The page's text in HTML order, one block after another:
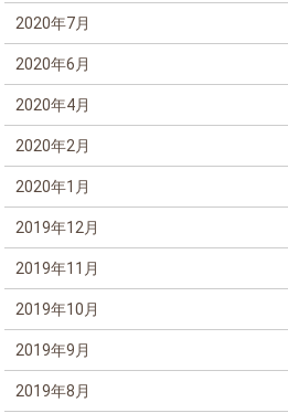
2020年7月
2020年6月
2020年4月
2020年2月
2020年1月
2019年12月
2019年11月
2019年10月
2019年9月
2019年8月